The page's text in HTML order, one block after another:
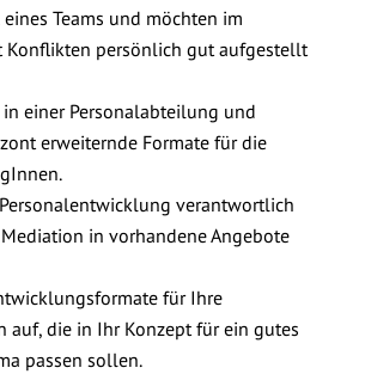
Teams und möchten im
Konflikten persönlich gut aufgestellt
einer Personalabteilung und
erweiternde Formate für die
verantwortlich
in vorhandene Angebote
für Ihre
auf, die in Ihr Konzept für ein gutes
passen sollen.